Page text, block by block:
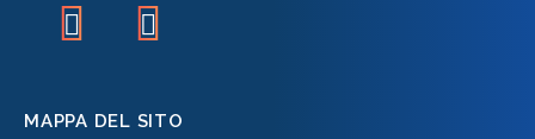
MAPPA DEL SITO